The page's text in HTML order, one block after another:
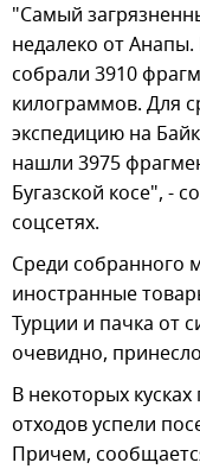
"Самый
недалеко от
собрали 3910
килограммов. Для
экспедицию на
нашли 3975
Бугазской косе", -
соцсетях.
Среди собранного
иностранные
Турции и пачка от
очевидно,
В некоторых
отходов успели
Причем,